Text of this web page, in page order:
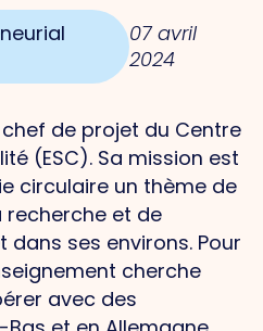
07 avril
2024
de projet du Centre
(ESC). Sa mission est
circulaire un thème de
recherche et de
dans ses environs. Pour
cherche
avec des